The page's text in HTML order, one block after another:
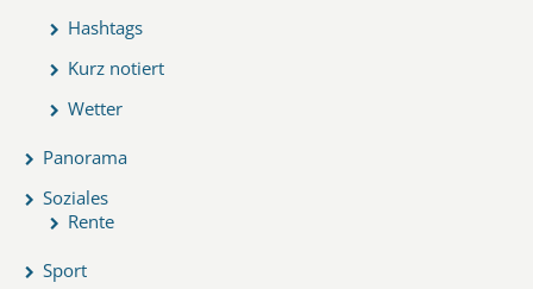
Hashtags
Kurz notiert
Wetter
Panorama
Soziales
Rente
Sport